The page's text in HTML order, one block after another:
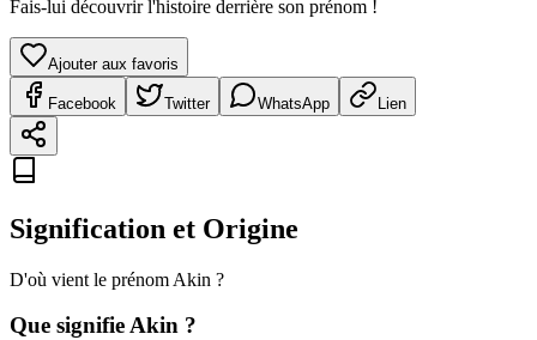
Fais-lui découvrir l'histoire derrière son prénom !
Ajouter aux favoris
Facebook Twitter WhatsApp Lien
Signification et Origine
D'où vient le prénom Akin ?
Que signifieAkin ?